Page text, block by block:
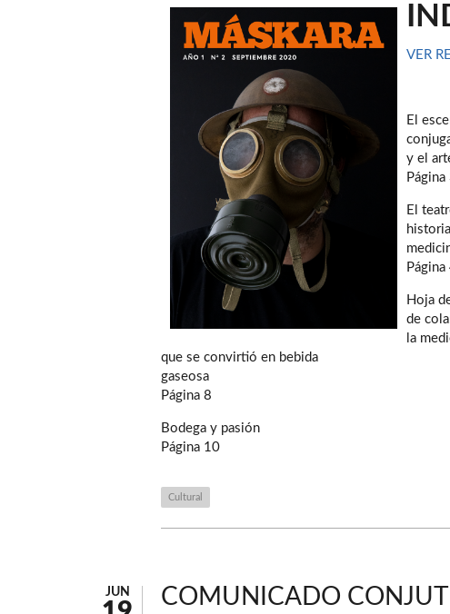
VER
El
y el
Página
El
Página
Hoja
de
la
que se convirtió en bebida
gaseosa
Página 8
Bodega y pasión
Página 10
Cultural
JUN
COMUNICADO